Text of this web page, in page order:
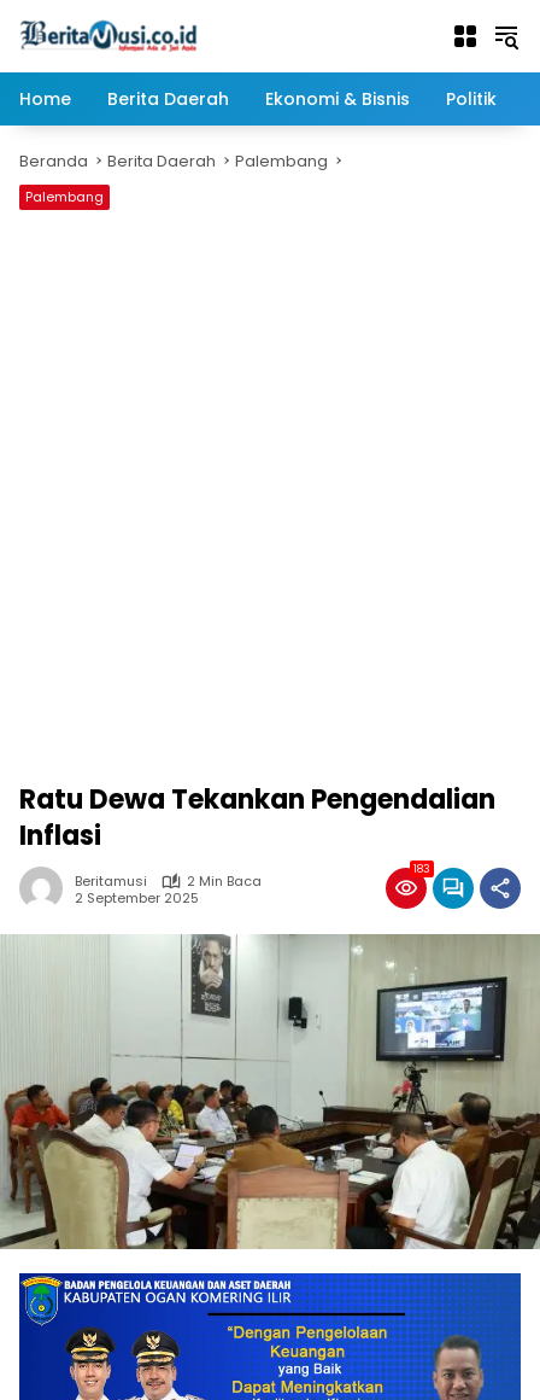
Home
Berita Daerah Ekonomi & Bisnis Politik
Beranda Berita Daerah Palembang
Palembang
Ratu Dewa Tekankan Pengendalian
Inflasi
Beritamusi
2 Min Baca
2 September 2025
183